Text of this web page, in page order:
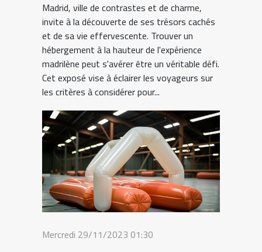
Madrid, ville de contrastes et de charme,
invite à la découverte de ses trésors cachés
et de sa vie effervescente. Trouver un
hébergement à la hauteur de l'expérience
madrilène peut s'avérer être un véritable défi.
Cet exposé vise à éclairer les voyageurs sur
les critères à considérer pour...
Mercredi 29/11/2023 01:30